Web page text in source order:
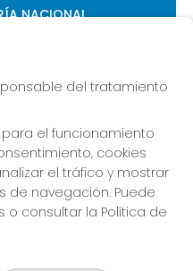
NACIONAL
del tratamiento
el funcionamiento
cookies
el tráfico y mostrar
de navegación. Puede
o consultar la Política de